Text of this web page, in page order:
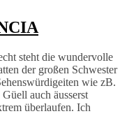
steht die wundervolle
der großen Schwester
wie zB.
auch äusserst
überlaufen. Ich